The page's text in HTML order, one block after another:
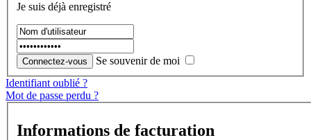
Je suis déjà enregistré
Se souvenir de moi
Identifiant oublié ?
Mot de passe perdu ?
Informations de facturation